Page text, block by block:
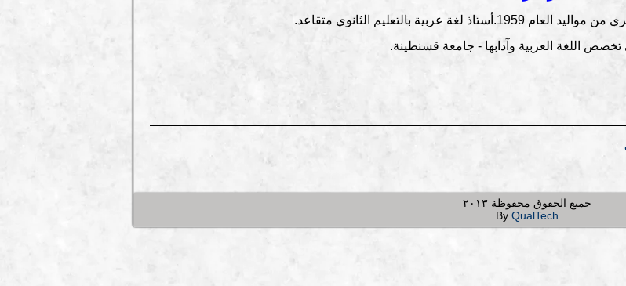
لغة عربية بالتعليم الثانوي متقاعد.
اللغة العربية وآدابها - جامعة قسنطينة.
جميع الحقوق محفوظة ٢٠١٣
By QualTech